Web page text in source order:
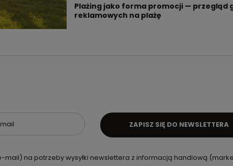
Plażing jako forma promocji — przegląd
reklamowych na plażę
na potrzeby wysyłki newslettera z informacją handlową
ZAPISZ SIĘ DO NEWSLETTERA